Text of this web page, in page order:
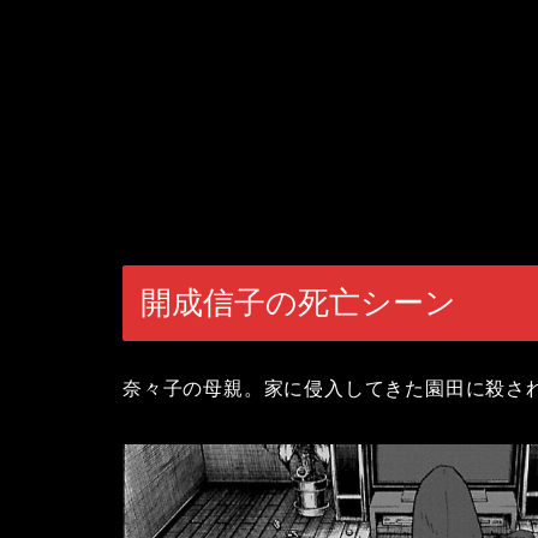
開成信子の死亡シーン
奈々子の母親。家に侵入してきた園田に殺さ